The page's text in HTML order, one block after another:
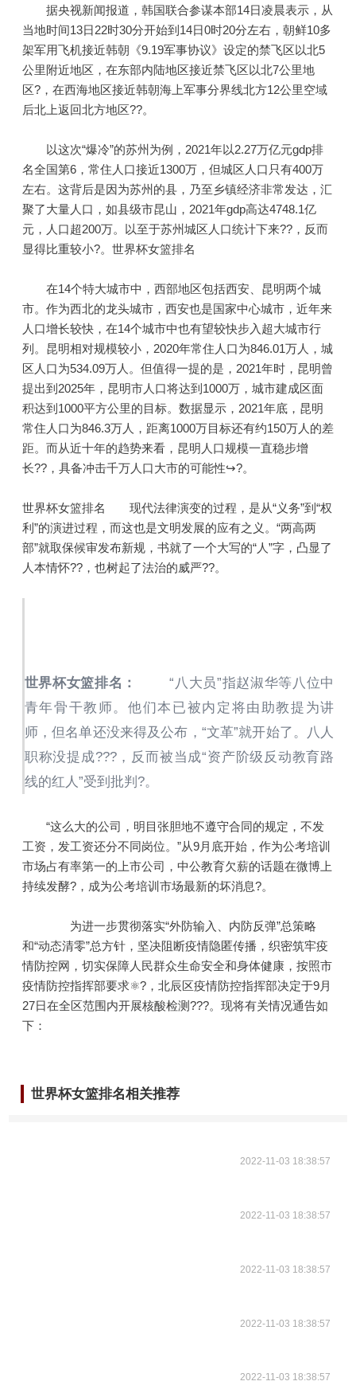
据央视新闻报道，韩国联合参谋本部14日凌晨表示，从
当地时间13日22时30分开始到14日0时20分左右，朝鲜10多
架军用飞机接近韩朝《9.19军事协议》设定的禁飞区以北5
公里附近地区，在东部内陆地区接近禁飞区以北7公里地
区?，在西海地区接近韩朝海上军事分界线北方12公里空域
后北上返回北方地区??。
以这次“爆冷”的苏州为例，2021年以2.27万亿元gdp排
名全国第6，常住人口接近1300万，但城区人口只有400万
左右。这背后是因为苏州的县，乃至乡镇经济非常发达，汇
聚了大量人口，如县级市昆山，2021年gdp高达4748.1亿
元，人口超200万。以至于苏州城区人口统计下来??，反而
显得比重较小?。世界杯女篮排名
在14个特大城市中，西部地区包括西安、昆明两个城
市。作为西北的龙头城市，西安也是国家中心城市，近年来
人口增长较快，在14个城市中也有望较快步入超大城市行
列。昆明相对规模较小，2020年常住人口为846.01万人，城
区人口为534.09万人。但值得一提的是，2021年时，昆明曾
提出到2025年，昆明市人口将达到1000万，城市建成区面
积达到1000平方公里的目标。数据显示，2021年底，昆明
常住人口为846.3万人，距离1000万目标还有约150万人的差
距。而从近十年的趋势来看，昆明人口规模一直稳步增
长??，具备冲击千万人口大市的可能性↪?。
世界杯女篮排名 现代法律演变的过程，是从“义务”到“权
利”的演进过程，而这也是文明发展的应有之义。“两高两
部”就取保候审发布新规，书就了一个大写的“人”字，凸显了
人本情怀??，也树起了法治的威严??。
世界杯女篮排名：
“八大员”指赵淑华等八位中
青年骨干教师。他们本已被内定将由助教提为讲
师，但名单还没来得及公布，“文革”就开始了。八人
职称没提成???，反而被当成“资产阶级反动教育路
线的红人”受到批判?。
“这么大的公司，明目张胆地不遵守合同的规定，不发
工资，发工资还分不同岗位。”从9月底开始，作为公考培训
市场占有率第一的上市公司，中公教育欠薪的话题在微博上
持续发酵?，成为公考培训市场最新的坏消息?。
为进一步贯彻落实“外防输入、内防反弹”总策略
和“动态清零”总方针，坚决阻断疫情隐匿传播，织密筑牢疫
情防控网，切实保障人民群众生命安全和身体健康，按照市
疫情防控指挥部要求⚛?，北辰区疫情防控指挥部决定于9月
27日在全区范围内开展核酸检测???。现将有关情况通告如
下：
世界杯女篮排名相关推荐
2022-11-03 18:38:57
2022-11-03 18:38:57
2022-11-03 18:38:57
2022-11-03 18:38:57
2022-11-03 18:38:57